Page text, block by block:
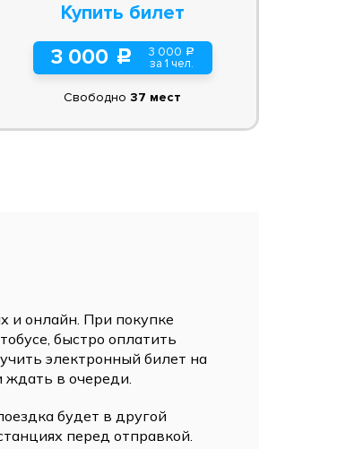
Купить билет
3 000 c 3 000 a
за 1 чел.
Свободно 37 мест
и онлайн. При покупке
быстро оплатить
электронный билет на
ждать в очереди.
будет в другой
перед отправкой.